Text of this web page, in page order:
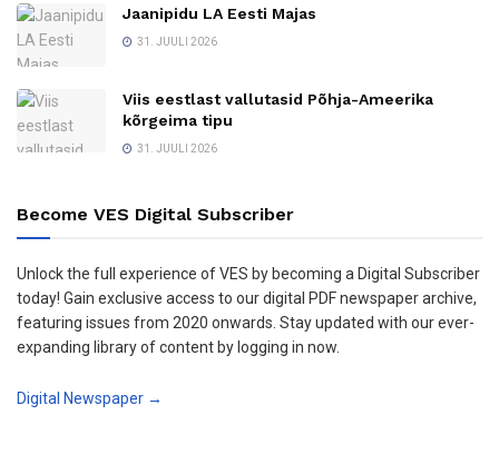
Jaanipidu LA Eesti Majas
31. JUULI 2026
Viis eestlast vallutasid Põhja-Ameerika
kõrgeima tipu
31. JUULI 2026
Become VES Digital Subscriber
Unlock the full experience of VES by becoming a Digital Subscriber
today! Gain exclusive access to our digital PDF newspaper archive,
featuring issues from 2020 onwards. Stay updated with our ever-
expanding library of content by logging in now.
Digital Newspaper →